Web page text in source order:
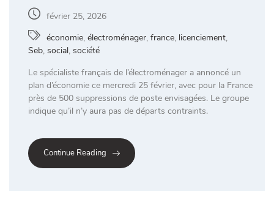
février 25, 2026
économie, électroménager, france, licenciement,
Seb, social, société
Le spécialiste français de l’électroménager a annoncé un
plan d’économie ce mercredi 25 février, avec pour la France
près de 500 suppressions de poste envisagées. Le groupe
indique qu’il n’y aura pas de départs contraints.
Continue Reading